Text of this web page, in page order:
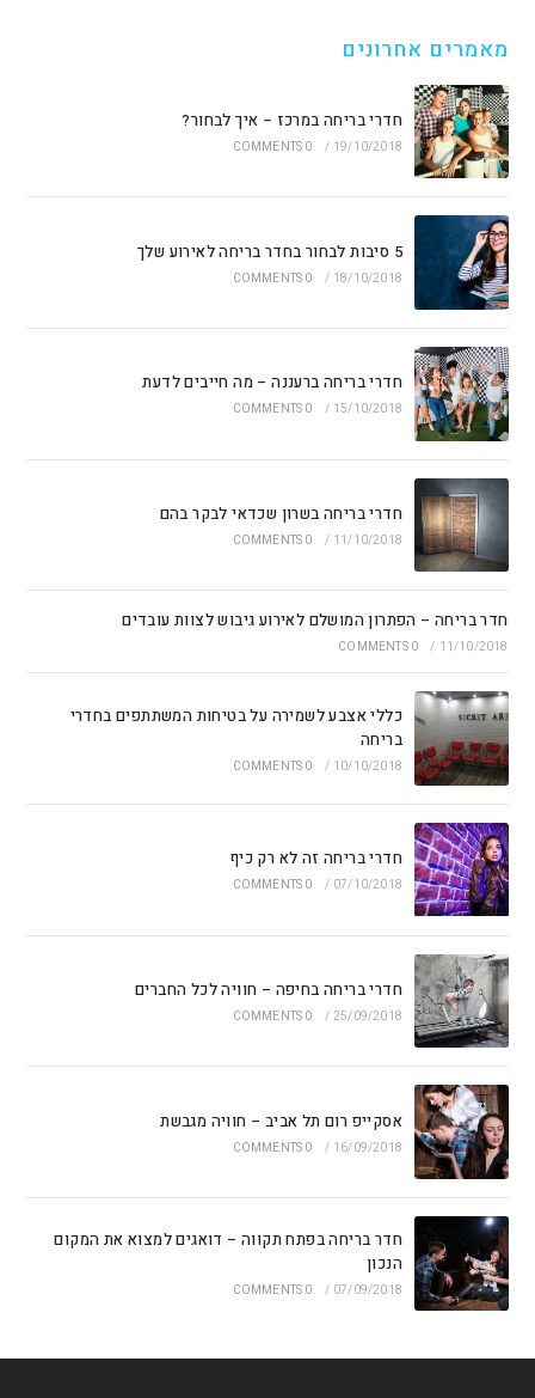
מאמרים אחרונים
חדרי בריחה במרכז – איך לבחור?
19/10/2018
/
0 COMMENTS
5 סיבות לבחור בחדר בריחה לאירוע שלך
18/10/2018
/
0 COMMENTS
חדרי בריחה ברעננה – מה חייבים לדעת
15/10/2018
/
0 COMMENTS
חדרי בריחה בשרון שכדאי לבקר בהם
11/10/2018
/
0 COMMENTS
חדר בריחה – הפתרון המושלם לאירוע גיבוש לצוות עובדים
11/10/2018
/
0 COMMENTS
כללי אצבע לשמירה על בטיחות המשתתפים בחדרי
בריחה
10/10/2018
/
0 COMMENTS
חדרי בריחה זה לא רק כיף
07/10/2018
/
0 COMMENTS
חדרי בריחה בחיפה – חוויה לכל החברים
25/09/2018
/
0 COMMENTS
אסקייפ רום תל אביב – חוויה מגבשת
16/09/2018
/
0 COMMENTS
חדר בריחה בפתח תקווה – דואגים למצוא את המקום
הנכון
07/09/2018
/
0 COMMENTS